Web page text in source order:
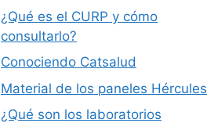
¿Qué es el CURP y cómo
consultarlo?
Conociendo Catsalud
Material de los paneles Hércules
¿Qué son los laboratorios